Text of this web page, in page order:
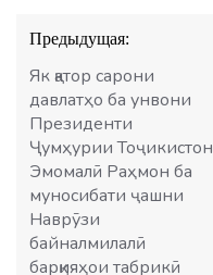
Навигация
по
записям
Предыдущая:
Як қатор сарони
давлатҳо ба унвони
Президенти
Ҷумҳурии Тоҷикистон
Эмомалӣ Раҳмон ба
муносибати ҷашни
Наврӯзи
байналмилалӣ
барқияҳои табрикӣ